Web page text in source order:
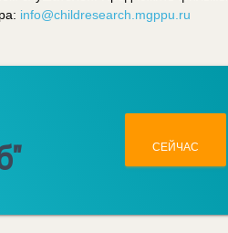
info@childresearch.mgppu.ru
СЕЙЧАС